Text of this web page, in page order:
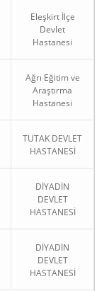
Eleşkirt İlçe
Devlet
Hastanesi
Ağrı Eğitim ve
Araştırma
Hastanesi
TUTAK DEVLET
HASTANESİ
DİYADİN
DEVLET
HASTANESİ
DİYADİN
DEVLET
HASTANESİ